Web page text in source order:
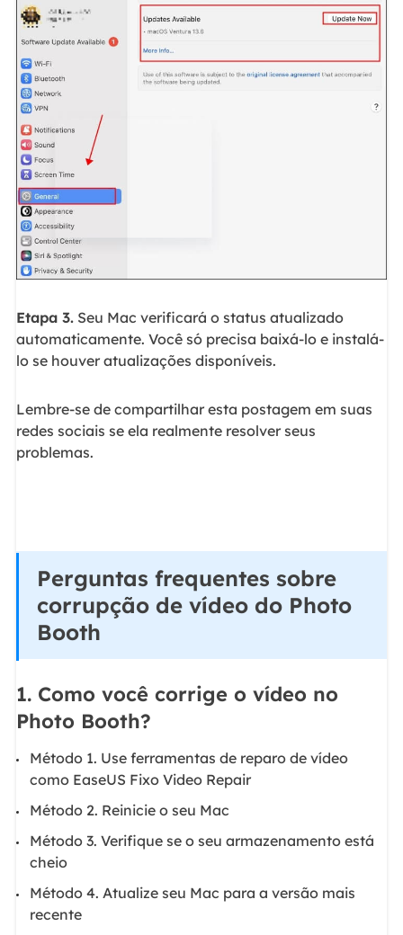
Etapa 3.Seu Mac verificará o status atualizado
automaticamente. Você só precisa baixá-lo e instalá-
lo se houver atualizações disponíveis.
Lembre-se de compartilhar esta postagem em suas
redes sociais se ela realmente resolver seus
problemas.
Perguntas frequentes sobre
corrupção de vídeo do Photo
Booth
1. Como você corrige o vídeo no
Photo Booth?
Método 1. Use ferramentas de reparo de vídeo
como EaseUS Fixo Video Repair
Método 2. Reinicie o seu Mac
Método 3. Verifique se o seu armazenamento está
cheio
Método 4. Atualize seu Mac para a versão mais
recente